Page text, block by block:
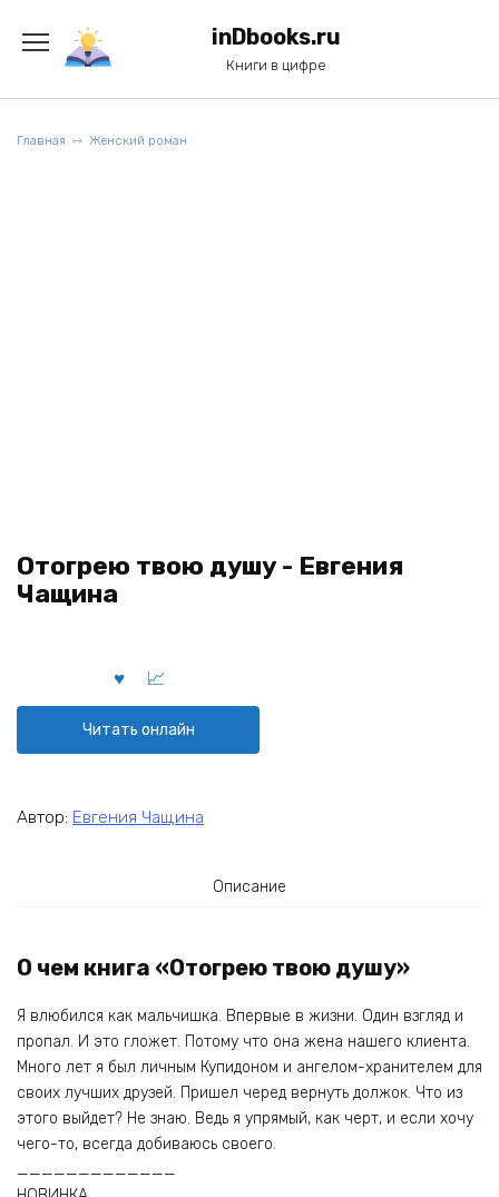
содержанию
inDbooks.ru
Книги в цифре
Главная Женский роман
Отогрею твою душу - Евгения
Чащина
Читать онлайн
Автор: Евгения Чащина
Описание
О чем книга «Отогрею твою душу»
Я влюбился как мальчишка. Впервые в жизни. Один взгляд и
пропал. И это гложет. Потому что она жена нашего клиента.
Много лет я был личным Купидоном и ангелом-хранителем для
своих лучших друзей. Пришел черед вернуть должок. Что из
этого выйдет? Не знаю. Ведь я упрямый, как черт, и если хочу
чего-то, всегда добиваюсь своего.
_____________